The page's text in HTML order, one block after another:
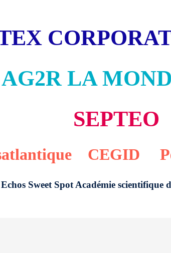
AG2R LA
SEPTEO
CEGID
Sweet Spot Académie scientifique